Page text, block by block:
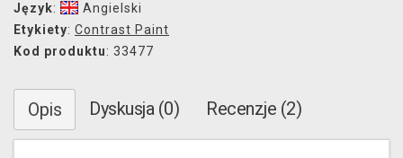
Język:
Angielski
Etykiety: Contrast Paint
Kod produktu: 33477
Opis Dyskusja (0) Recenzje (2)